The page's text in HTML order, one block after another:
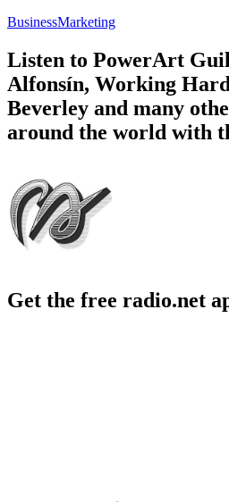
BusinessMarketing
Listen to PowerArt
Alfonsín, Working
Beverley and many
around the world with
Get the free radio.net